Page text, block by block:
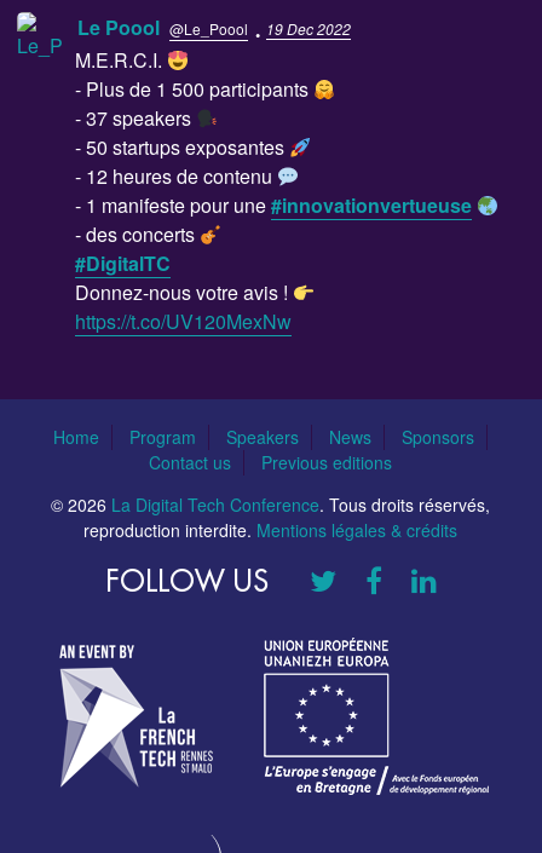
Le Poool @Le_Poool · 19 Dec 2022
M.E.R.C.I.
- Plus de 1 500 participants
- 37 speakers
- 50 startups exposantes
- 12 heures de contenu
- 1 manifeste pour une#innovationvertueuse
- des concerts
#DigitalTC
Donnez-nous votre avis !
https://t.co/UV120MexNw
Home Program Speakers News
Sponsors
Contact us
Previous editions
© 2026 La Digital Tech Conference. Tous droits réservés,
reproduction interdite. Mentions légales & crédits